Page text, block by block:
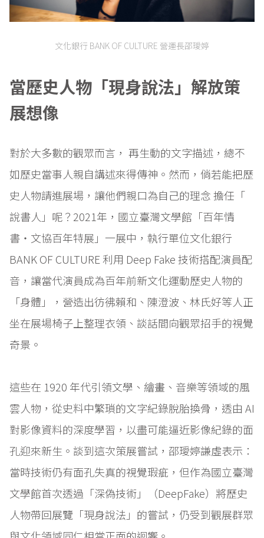
文化銀行 BANK OF CULTURE 營運長邵璦婷
當歷史人物「現身說法」解放策
展想像
對於大多數的觀眾而言， 再生動的文字描述，總不
如歷史當事人親自講述來得傳神。然而，倘若能把歷
史人物請進展場，讓他們親口為自己的理念 擔任「
說書人」呢？2021年，國立臺灣文學館「百年情
書・文協百年特展」一展中，執行單位文化銀行
BANK OF CULTURE 利用 Deep Fake 技術搭配演員配
音，讓當代演員成為百年前新文化運動歷史人物的
「身體」，營造出彷彿賴和、陳澄波、林氏好等人正
坐在展場椅子上整理衣領、談話間向觀眾招手的視覺
奇景。
這些在 1920 年代引領文學、繪畫、音樂等領域的風
雲人物，從史料中繁瑣的文字紀錄脫胎換骨，透由 AI
對影像資料的深度學習，以盡可能逼近影像紀錄的面
孔迎來新生。談到這次策展嘗試，邵璦婷謙虛表示：
當時技術仍有面孔失真的視覺瑕疵，但作為國立臺灣
文學館首次透過「深偽技術」（DeepFake）將歷史
人物帶回展覽「現身說法」的嘗試，仍受到觀展群眾